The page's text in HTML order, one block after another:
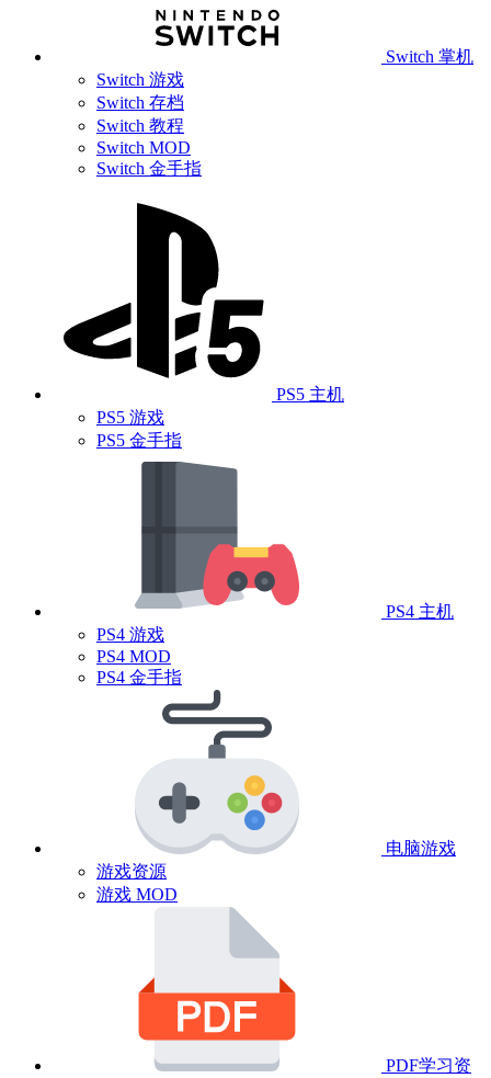
Switch 掌机
Switch 游戏
Switch 存档
Switch 教程
Switch MOD
Switch 金手指
PS5 主机
PS5 游戏
PS5 金手指
PS4 主机
PS4 游戏
PS4 MOD
PS4 金手指
电脑游戏
游戏资源
游戏 MOD
PDF学习资